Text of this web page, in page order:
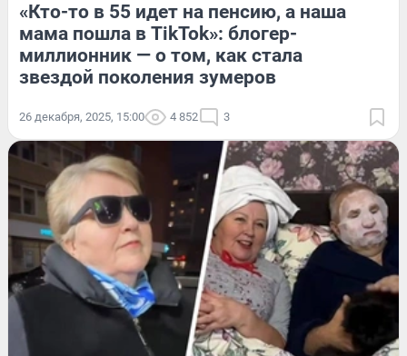
«Кто-то в 55 идет на пенсию, а наша
мама пошла в TikTok»: блогер-
миллионник — о том, как стала
звездой поколения зумеров
26 декабря, 2025, 15:00 4 852 3